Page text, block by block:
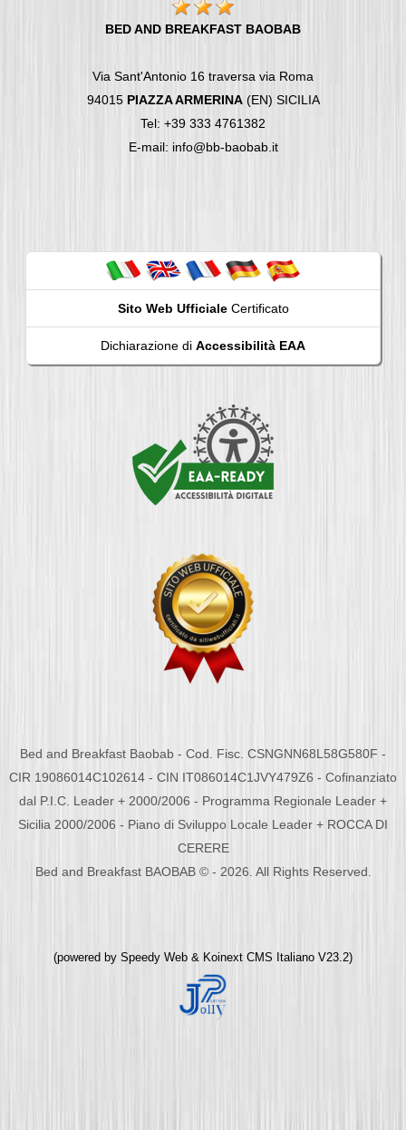
BED AND BREAKFAST BAOBAB
Via Sant'Antonio 16 traversa via Roma
94015 PIAZZA ARMERINA(EN) SICILIA
Tel: +39 333 4761382
E-mail: info@bb-baobab.it
Sito Web UfficialeCertificato
Dichiarazione di Accessibilità EAA
Bed and Breakfast Baobab - Cod. Fisc. CSNGNN68L58G580F -
CIR 19086014C102614 - CIN IT086014C1JVY479Z6 - Cofinanziato
dal P.I.C. Leader + 2000/2006 - Programma Regionale Leader +
Sicilia 2000/2006 - Piano di Sviluppo Locale Leader + ROCCA DI
CERERE
Bed and Breakfast BAOBAB © - 2026. All Rights Reserved.
(powered by Speedy Web & Koinext CMS Italiano V23.2)